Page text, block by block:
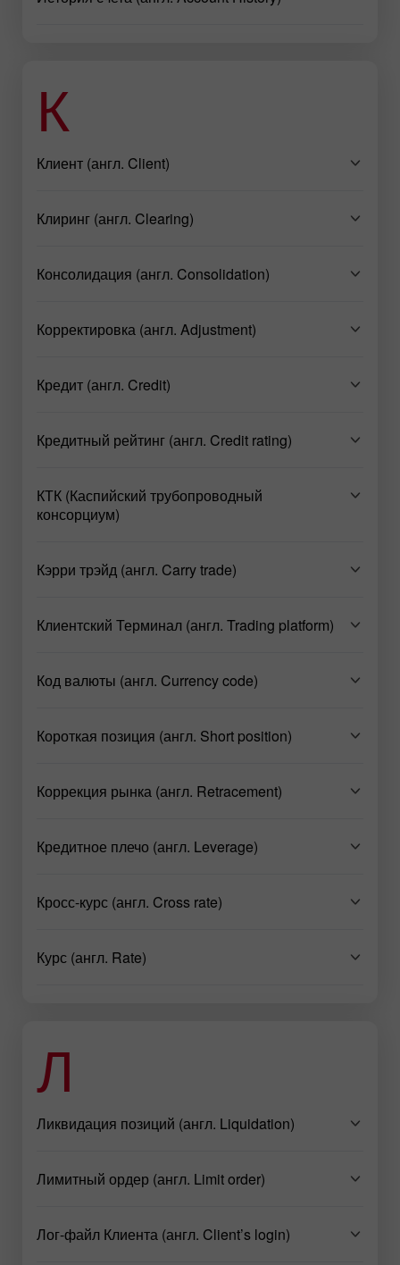
К
Клиент (англ. Client)
Клиринг (англ. Clearing)
Консолидация (англ. Consolidation)
Корректировка (англ. Adjustment)
Кредит (англ. Credit)
Кредитный рейтинг (англ. Credit rating)
КТК (Каспийский трубопроводный
консорциум)
Кэрри трэйд (англ. Carry trade)
Клиентский Терминал (англ. Trading platform)
Код валюты (англ. Currency code)
Короткая позиция (англ. Short position)
Коррекция рынка (англ. Retracement)
Кредитное плечо (англ. Leverage)
Кросс-курс (англ. Cross rate)
Курс (англ. Rate)
Л
Ликвидация позиций (англ. Liquidation)
Лимитный ордер (англ. Limit order)
Лог-файл Клиента (англ. Client’s login)